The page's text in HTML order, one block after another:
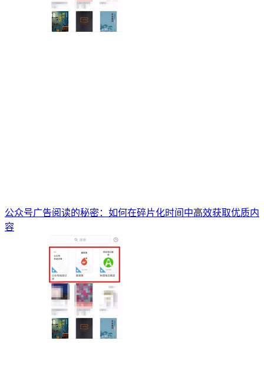
公众号广告阅读的秘密：如何在碎片化时间中高效获取优质内
容